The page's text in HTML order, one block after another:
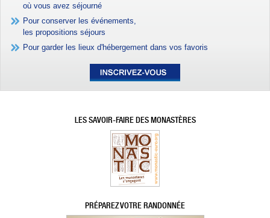
où vous avez séjourné
Pour conserver les événements,
les propositions séjours
Pour garder les lieux d'hébergement dans vos favoris
LES SAVOIR-FAIRE DES MONASTÈRES
PRÉPAREZ VOTRE RANDONNÉE